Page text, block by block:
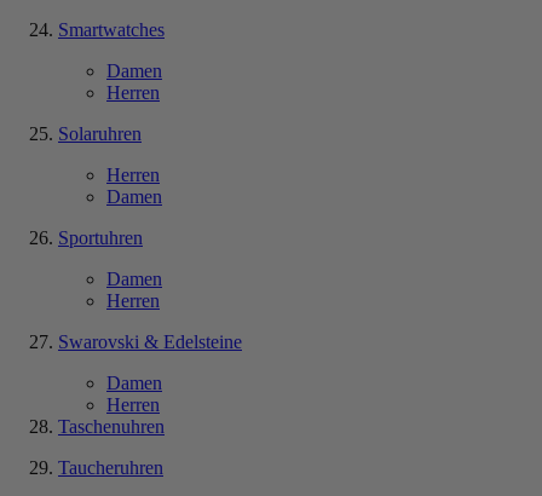
Smartwatches
Damen
Herren
Solaruhren
Herren
Damen
Sportuhren
Damen
Herren
Swarovski & Edelsteine
Damen
Herren
Taschenuhren
Taucheruhren